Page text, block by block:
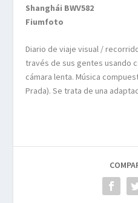
Shanghái BWV582
Fiumfoto
Diario de viaje visual /
través de sus gentes usando
cámara lenta. Música
Prada). Se trata de una